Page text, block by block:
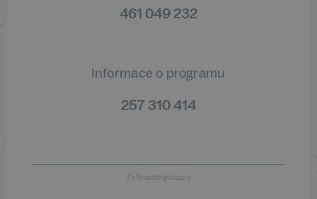
461 049 232
Informace o programu
257 310 414
Za finanční podpory